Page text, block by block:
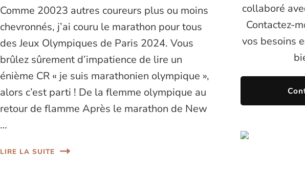
Comme 20023 autres coureurs plus ou moins
chevronnés, j’ai couru le marathon pour tous
des Jeux Olympiques de Paris 2024. Vous
brûlez sûrement d’impatience de lire un
énième CR « je suis marathonien olympique »,
alors c’est parti ! De la flemme olympique au
retour de flamme Après le marathon de New
…
LIRE LA SUITE
collaboré
Contactez-
vos besoins